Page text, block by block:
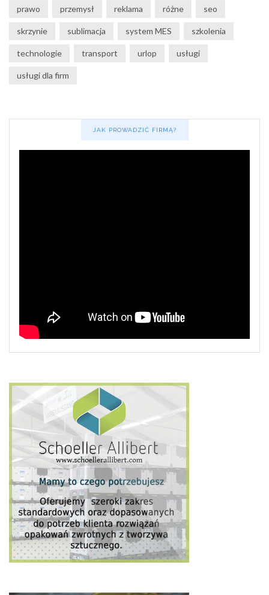
prawo przemysł reklama różne seo
skrzynie sublimacja system MES szkolenia
technologie transport urlop usługi
usługi dla firm
JAK PROWADZIĆ FIRMĄ?